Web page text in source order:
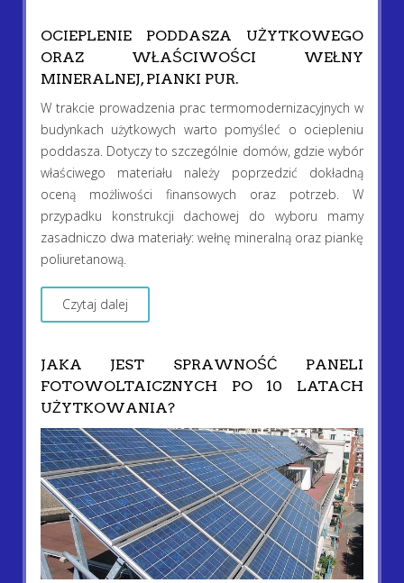
OCIEPLENIE PODDASZA UŻYTKOWEGO
ORAZ WŁAŚCIWOŚCI WEŁNY
MINERALNEJ, PIANKI PUR.
W trakcie prowadzenia prac termomodernizacyjnych w
budynkach użytkowych warto pomyśleć o ociepleniu
poddasza. Dotyczy to szczególnie domów, gdzie wybór
właściwego materiału należy poprzedzić dokładną
oceną możliwości finansowych oraz potrzeb. W
przypadku konstrukcji dachowej do wyboru mamy
zasadniczo dwa materiały: wełnę mineralną oraz piankę
poliuretanową.
Czytaj dalej
JAKA JEST SPRAWNOŚĆ PANELI
FOTOWOLTAICZNYCH PO 10 LATACH
UŻYTKOWANIA?